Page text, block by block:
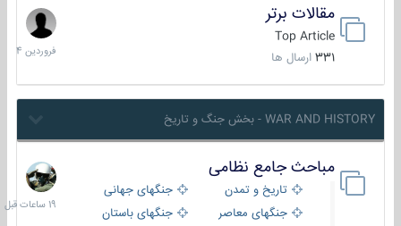
مقالات برتر
Top Article
331 ارسال ها
29
فروردین
1404
WAR AND HISTORY - بخش جنگ و تاریخ
مباحث جامع نظامی
تاریخ و تمدن
جنگهای جهانی
جنگهای معاصر
جنگهای باستان
19
ساعات
قبل